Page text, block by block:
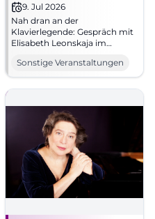
9. Jul 2026
Nah dran an der
Klavierlegende: Gespräch mit
Elisabeth Leonskaja im
Eintritt und Uhrzeit folgen.
Erkenntnisse aus erster Hand,
inspirierende Atmosphäre.
#KissingerSommer
Sonstige Veranstaltungen